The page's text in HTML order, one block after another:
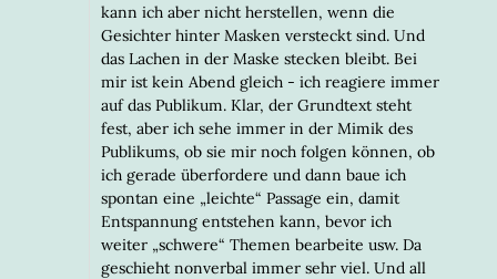
kann ich aber nicht herstellen, wenn die
Gesichter hinter Masken versteckt sind. Und
das Lachen in der Maske stecken bleibt. Bei
mir ist kein Abend gleich - ich reagiere immer
auf das Publikum. Klar, der Grundtext steht
fest, aber ich sehe immer in der Mimik des
Publikums, ob sie mir noch folgen können, ob
ich gerade überfordere und dann baue ich
spontan eine „leichte“ Passage ein, damit
Entspannung entstehen kann, bevor ich
weiter „schwere“ Themen bearbeite usw. Da
geschieht nonverbal immer sehr viel. Und all